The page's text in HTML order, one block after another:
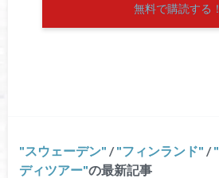
無料で購読する！
スウェーデン / フィンランド /
ディツアー の最新記事